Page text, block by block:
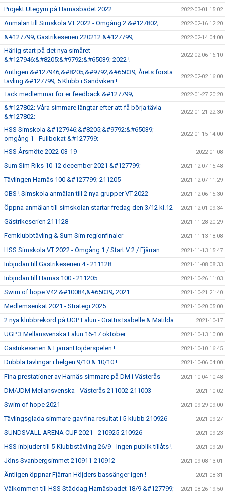
Projekt Utegym på Harnäsbadet 2022 2022-03-01 15:02
Anmälan till Simskola VT 2022 - Omgång 2 &#127802; 2022-02-16 12:20
&#127799; Gästrikeserien 220212 &#127799; 2022-02-14 04:00
Härlig start på det nya simåret
&#127946;&#8205;&#9792;&#65039; 2022 !
2022-02-06 16:10
Äntligen &#127946;&#8205;&#9792;&#65039; Årets första
tävling &#127799; 5 Klubb i Sandviken !
2022-02-02 16:00
Tack medlemmar för er feedback &#127799; 2022-01-27 20:20
&#127802; Våra simmare längtar efter att få börja tävla
&#127802;
2022-01-21 22:30
HSS Simskola &#127946;&#8205;&#9792;&#65039;
omgång 1 - Fullbokat &#127799;
2022-01-15 14:00
HSS Årsmöte 2022-03-19 2022-01-08
Sum Sim Riks 10-12 december 2021 &#127799; 2021-12-07 15:48
Tävlingen Harnäs 100 &#127799; 211205 2021-12-07 11:29
OBS ! Simskola anmälan till 2 nya grupper VT 2022 2021-12-06 15:30
Öppna anmälan till simskolan startar fredag den 3/12 kl.12 2021-12-01 09:34
Gästrikeserien 211128 2021-11-28 20:29
Femklubbtävling & Sum Sim regionfinaler 2021-11-13 18:08
HSS Simskola VT 2022 - Omgång 1 / Start V 2 / Fjärran 2021-11-13 15:47
Inbjudan till Gästrikeserien 4 - 211128 2021-11-08 08:33
Inbjudan till Harnäs 100 - 211205 2021-10-26 11:03
Swim of hope V42 &#10084;&#65039; 2021 2021-10-21 21:40
Medlemsenkät 2021 - Strategi 2025 2021-10-20 05:00
2 nya klubbrekord på UGP Falun - Grattis Isabelle & Matilda 2021-10-17
UGP 3 Mellansvenska Falun 16-17 oktober 2021-10-13 10:00
Gästrikeserien & FjärranHöjderspelen ! 2021-10-10 16:45
Dubbla tävlingar i helgen 9/10 & 10/10 ! 2021-10-06 04:00
Fina prestationer av Harnäs simmare på DM i Västerås 2021-10-04 10:48
DM/JDM Mellansvenska - Västerås 211002-211003 2021-10-02
Swim of hope 2021 2021-09-29 09:00
Tävlingsglada simmare gav fina resultat i 5-klubb 210926 2021-09-27
SUNDSVALL ARENA CUP 2021 - 210925-210926 2021-09-23
HSS inbjuder till 5-Klubbstävling 26/9 - Ingen publik tillåts ! 2021-09-20
Jöns Svanbergsimmet 210911-210912 2021-09-08 13:01
Äntligen öppnar Fjärran Höjders bassänger igen ! 2021-08-31
Välkommen till HSS Städdag Harnäsbadet 18/9 &#127799; 2021-08-26 19:50